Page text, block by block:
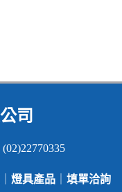
司
燈具產品 填單洽詢